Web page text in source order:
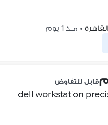
• منذ 1 يوم
قابل للتفاوض
dell workstation